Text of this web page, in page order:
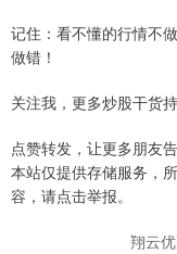
记住：看不懂的行情不
做错！
关注我，更多炒股干货
点赞转发，让更多朋友
本站仅提供存储服务，
容，请点击举报。
翔云